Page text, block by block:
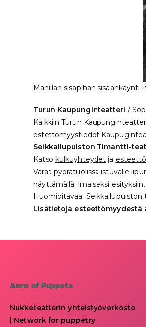
Manillan sisäpihan sisäänkäynti
Turun Kaupunginteatteri /
Kaikkiin Turun
estettömyystiedot
Seikkailupuiston Timantti-
Katso kulkuyhteydet ja
Varaa pyörätuolissa istuvalle
näyttämällä ilmaiseksi
Huomioitavaa: Seikkailupuiston
Lisätietoja esteettömyydestä
Aura of Puppets
Nukketeatterin yhteistyöverkosto
| Network for puppetry